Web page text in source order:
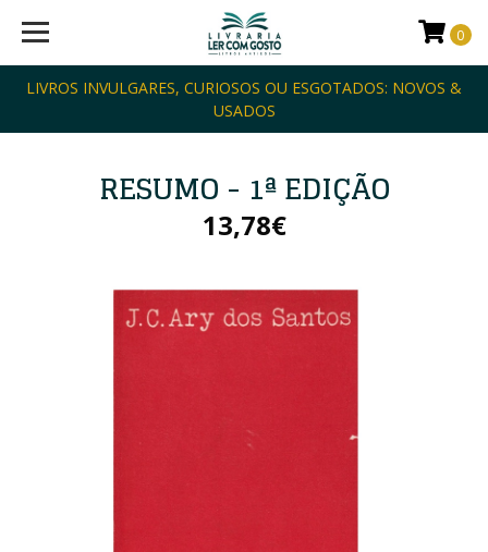
LIVROS INVULGARES, CURIOSOS OU ESGOTADOS: NOVOS &
USADOS
0
RESUMO - 1ª EDIÇÃO
13,78€